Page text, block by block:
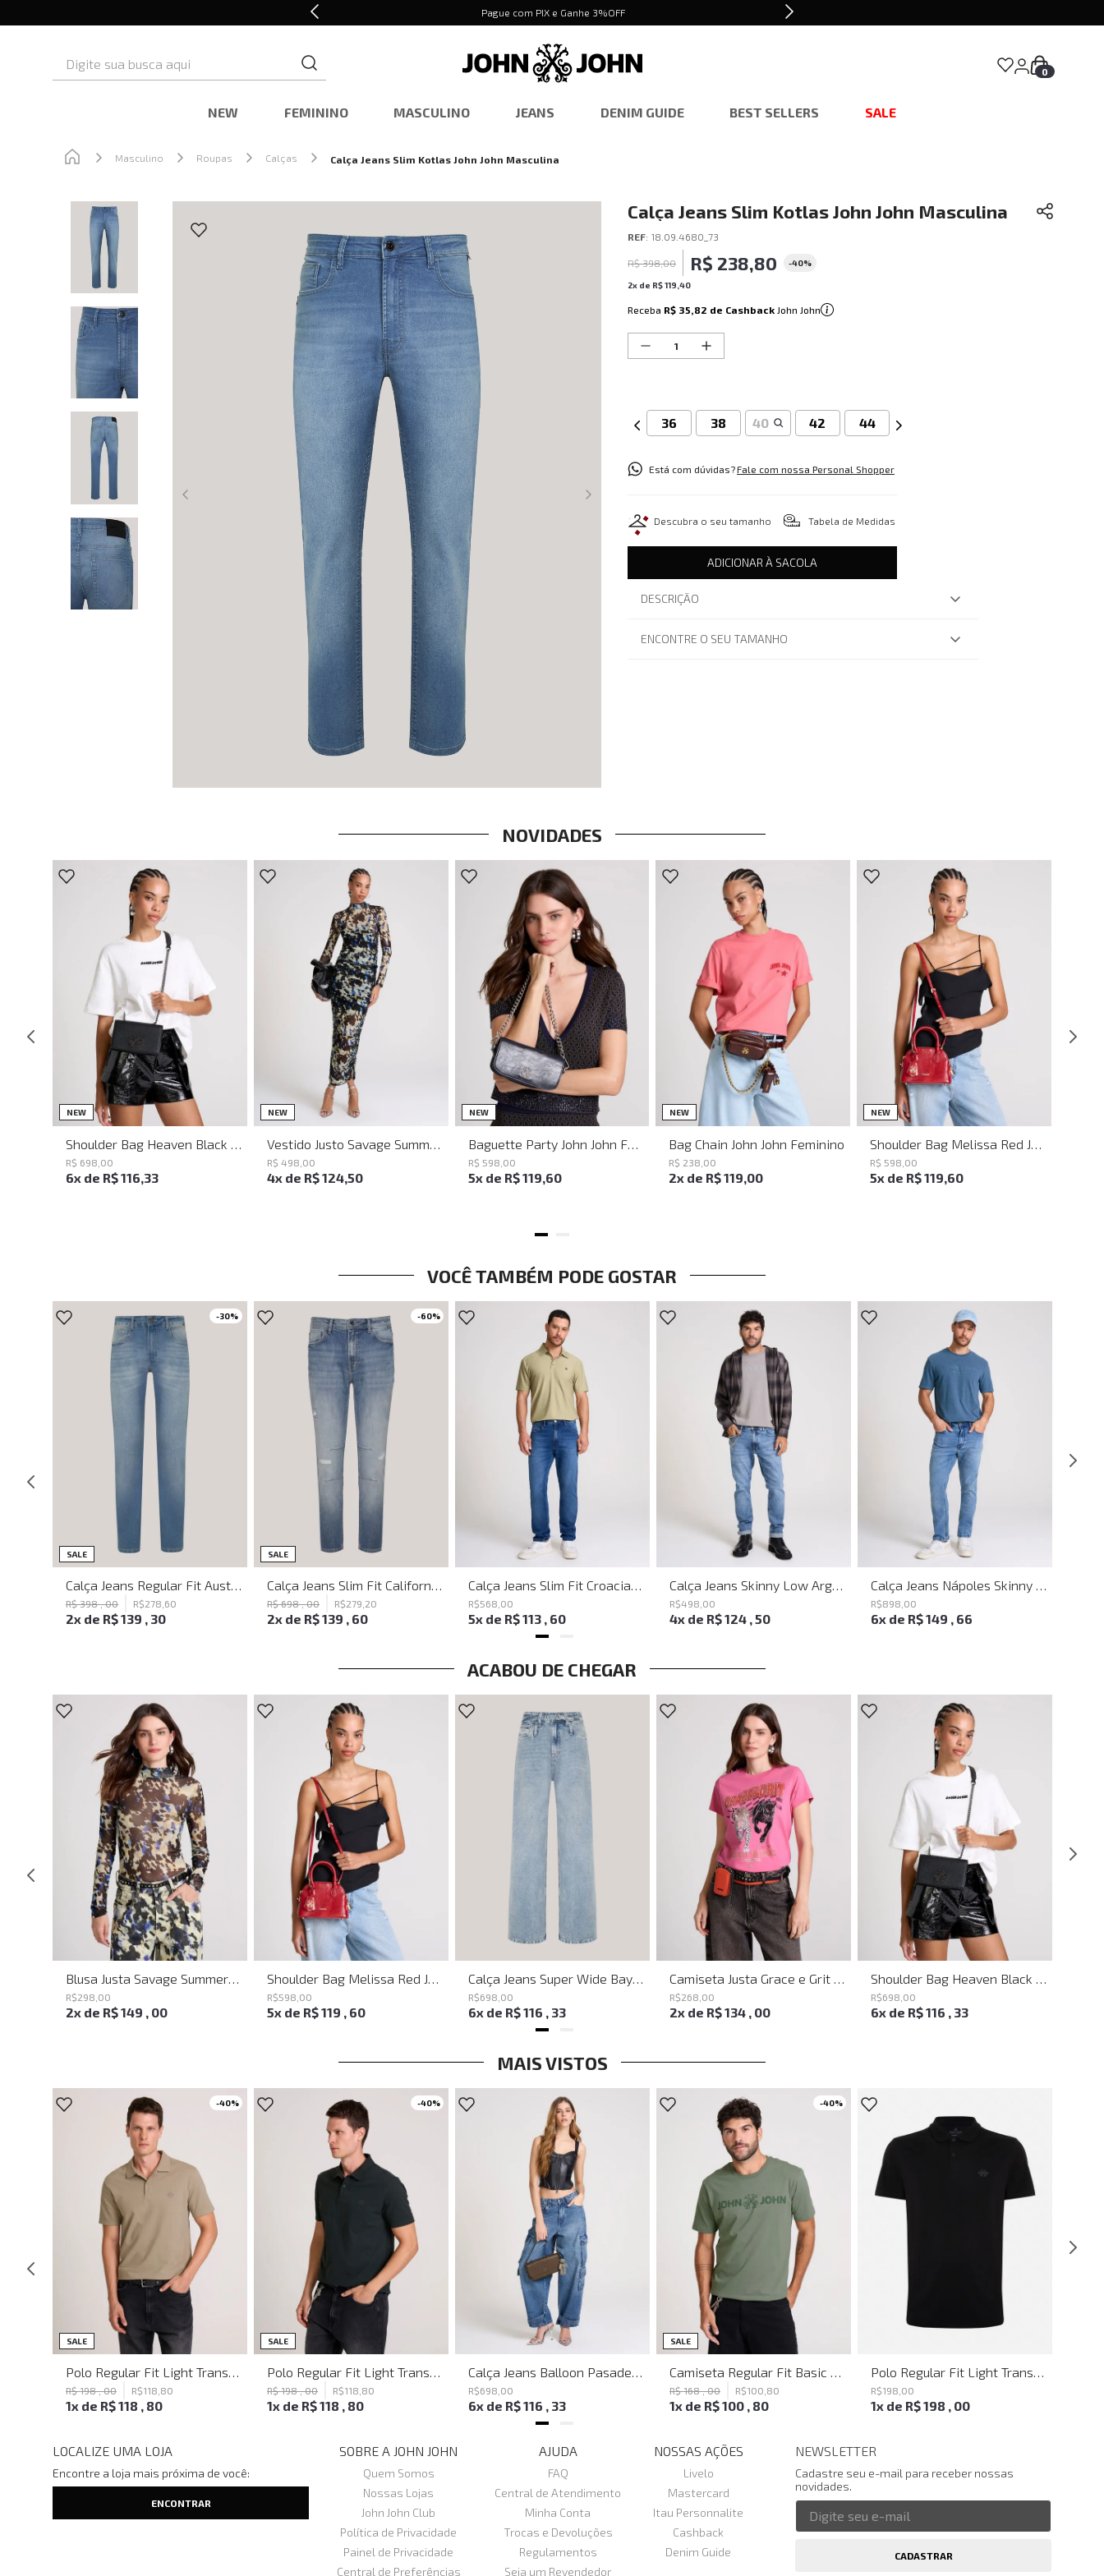
Pague com PIX e Ganhe 3%OFF
0
NEW FEMININO MASCULINO JEANS DENIM GUIDE BEST SELLERS SALE
Masculino Roupas Calças Calça Jeans Slim Kotlas John John Masculina
Calça Jeans Slim Kotlas John John Masculina
REF: 18.09.4680_73
R$ 398,00 R$ 238,80 -40%
2x de R$119 40
Receba R$ 35,82 de Cashback John John
36 38 40 42 44
Está com dúvidas?Fale com nossa Personal Shopper
Descubra o seu tamanho Tabela de Medidas
ADICIONAR À SACOLA
DESCRIÇÃO
ENCONTRE O SEU TAMANHO
NOVIDADES
NEW UN
Shoulder Bag Heaven Black John John Feminina
R$ 698 00
6x de R$116,33
NEW PP P M
Vestido Justo Savage Summer John John Feminino
R$ 498 00
4x de R$124,50
NEW UN
Baguette Party John John Feminina
R$ 598 00
5x de R$119,60
NEW UN
Bag Chain John John Feminino
R$ 238 00
2x de R$119,00
NEW UN
Shoulder Bag Melissa Red John John Feminina
R$ 598 00
5x de R$119,60
VOCÊ TAMBÉM PODE GOSTAR
-30%
SALE
Calça Jeans Regular Fit Australia John John Masculina
R$398,00 R$278 60
2x de R$139 , 30
-60%
SALE
Calça Jeans Slim Fit California John John Masculina
R$698,00 R$279 20
2x de R$139 , 60
Calça Jeans Slim Fit Croacia Mys John John Masculina
R$568 00
5x de R$113 , 60
Calça Jeans Skinny Low Argos John John Masculina
R$498 00
4x de R$124 ,50
Calça Jeans Nápoles Skinny Light Blue John John Masculina
R$898 00
6x de R$149 , 66
ACABOU DE CHEGAR
R$298 00
2x de R$149 , 00
R$598 00
5x de R$119 , 60
R$698 00
6x de R$116 , 33
R$268 00
2x de R$134 , 00
R$698 00
6x de R$116 , 33
MAIS VISTOS
-40%
SALE
R$198,00 R$118 80
1x de R$118 , 80
-40%
SALE
R$198,00 R$118 80
1x de R$118 , 80
R$698 00
6x de R$116 , 33
-40%
SALE
R$168,00 R$100 80
1x de R$100 , 80
R$198 00
1x de R$198 , 00
LOCALIZE UMA LOJA
Encontre a loja mais próxima de você:
SOBRE A JOHN JOHN
Quem Somos
Nossas Lojas
John John Club
Política de Privacidade
Painel de Privacidade
Central de Preferências
AJUDA
FAQ
Central de Atendimento
Minha Conta
Trocas e Devoluções
Regulamentos
Seja um Revendedor
NOSSAS AÇÕES
Livelo
Mastercard
Itau Personnalite
Cashback
Denim Guide
NEWSLETTER
Cadastre seu e-mail para receber nossas
novidades.
CADASTRAR